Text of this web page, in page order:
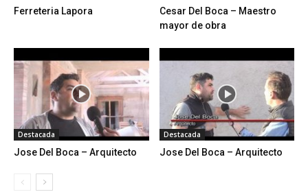
Ferreteria Lapora
Cesar Del Boca – Maestro
mayor de obra
Destacada
Jose Del Boca – Arquitecto
Destacada
Jose Del Boca – Arquitecto